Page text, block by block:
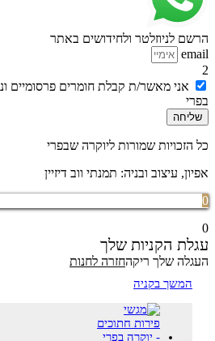
הרשם לניוזלטר ולחידושים באתר
email
2
אני מאשר/ת קבלת חומרים פרסומיים
בפרי
שליחה
כל הזכויות שמורות ליוקרה שבפרי
אפיון, עיצוב ובניה: תמנתי ווב דיזיין
0
0
עגלת הקניות שלך
העגלה שלך ריקהחזרה לחנות
המשך בקניה